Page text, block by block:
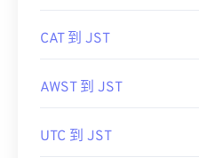
CAT 到 JST
AWST 到 JST
UTC 到 JST